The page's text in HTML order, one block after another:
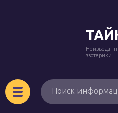
эзотерики